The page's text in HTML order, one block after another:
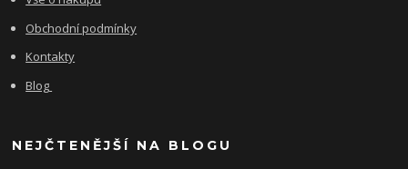
Obchodní podmínky
Kontakty
Blog
NEJČTENĚJŠÍ NA BLOGU